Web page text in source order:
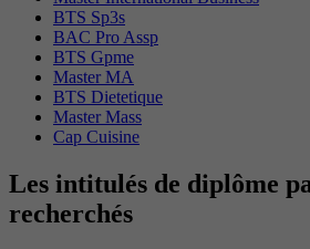
BTS Sp3s
BAC Pro Assp
BTS Gpme
Master MA
BTS Dietetique
Master Mass
Cap Cuisine
Les intitulés de diplôme
recherchés